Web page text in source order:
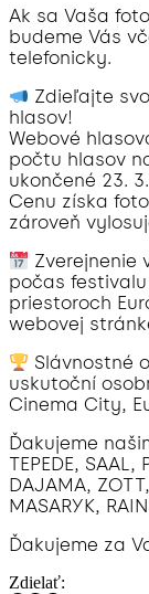
Ak sa Vaša
budeme Vás
telefonicky.
Zdieľajte
hlasov!
Webové
počtu hlasov
ukončené 23.
Cenu získa
zároveň
Zverejnenie
počas festivalu
priestoroch
webovej
Slávnostné
uskutoční
Cinema City,
Ďakujeme
TEPEDE, SAAL,
DAJAMA,
MASARYK,
Ďakujeme za
Zdielať: